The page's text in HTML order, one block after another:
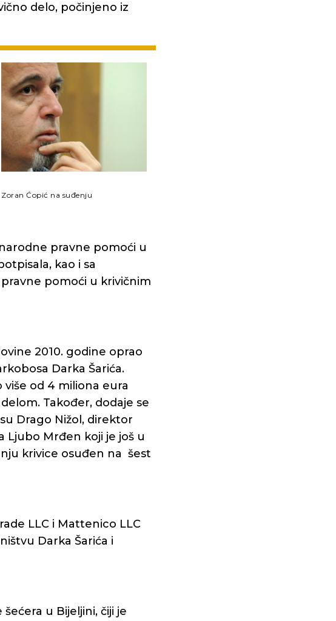
delo, počinjeno iz
Zoran Ćopić na suđenju
pravne pomoći u
kao i sa
pomoći u krivičnim
2010. godine oprao
Darka Šarića.
od 4 miliona eura
Također, dodaje se
Drago Nižol, direktor
Mrđen koji je još u
krivice osuđen na šest
LLC i Mattenico LLC
Darka Šarića i
u Bijeljini, čiji je